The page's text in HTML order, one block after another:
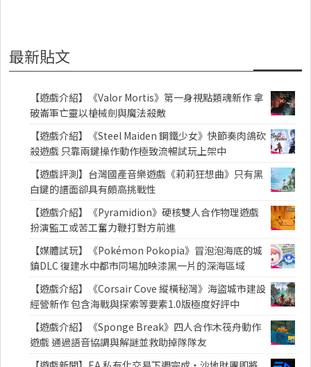
最新貼文
【遊戲介紹】《Valor Mortis》第一身視點類魂新作 拿
破崙軍亡靈以槍械劍與魔法殺敵
【遊戲介紹】《Steel Maiden 鋼鐵少女》快節奏肉鴿砍
殺遊戲 只靠兩鍵操作動作極致流暢試玩上架中
【遊戲評測】台灣國產音樂遊戲《莉莉狂想曲》只有黑
白鍵的譜面卻具有頗高挑戰性
【遊戲介紹】《Pyramidion》硬核雙人合作物理遊戲
扮演監工或苦工奮力鞭打對方前進
【媒體試玩】《Pokémon Pokopia》冒泡泡海底的城
鎮DLC 復建水中都市同場加映漆黑一片的深海區域
【遊戲介紹】《Corsair Cove 縱橫秘灣》海盜城市建設
經營新作 包含海戰與探索等要素1.0版極度好評中
【遊戲介紹】《Sponge Break》四人合作木筏舟動作
遊戲 通過語音協調與解謎並救助掉隊隊友